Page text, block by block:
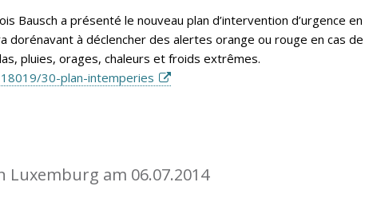
Bausch a présenté le nouveau plan d’intervention d’urgence en
dorénavant à déclencher des alertes orange ou rouge en cas de
pluies, orages, chaleurs et froids extrêmes.
30-plan-intemperies
am 06.07.2014